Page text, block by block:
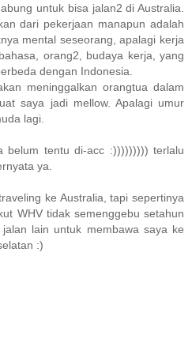
untuk bisa jalan2 di Australia.
dari pekerjaan manapun adalah
mental seseorang, apalagi kerja
orang2, budaya kerja, yang
dengan Indonesia.
meninggalkan orangtua dalam
saya jadi mellow. Apalagi umur
lagi.
belum tentu di-acc :))))))))) terlalu
ya.
ke Australia, tapi sepertinya
WHV tidak semenggebu setahun
lain untuk membawa saya ke
:)